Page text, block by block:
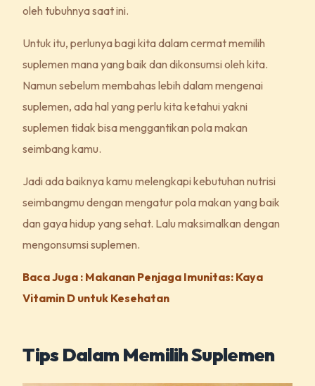
oleh tubuhnya saat ini.
Untuk itu, perlunya bagi kita dalam cermat memilih
suplemen mana yang baik dan dikonsumsi oleh kita.
Namun sebelum membahas lebih dalam mengenai
suplemen, ada hal yang perlu kita ketahui yakni
suplemen tidak bisa menggantikan pola makan
seimbang kamu.
Jadi ada baiknya kamu melengkapi kebutuhan nutrisi
seimbangmu dengan mengatur pola makan yang baik
dan gaya hidup yang sehat. Lalu maksimalkan dengan
mengonsumsi suplemen.
Baca Juga : Makanan Penjaga Imunitas: Kaya
Vitamin D untuk Kesehatan
Tips Dalam Memilih Suplemen